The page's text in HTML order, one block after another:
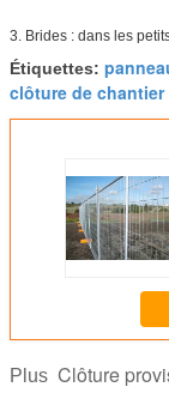
3. Brides : dans les
Étiquettes:
clôture de chantier
Plus Clôture